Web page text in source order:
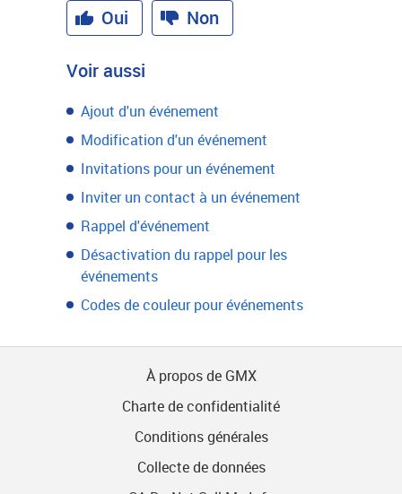
Oui
Non
Voir aussi
Ajout d'un événement
Modification d'un événement
Invitations pour un événement
Inviter un contact à un événement
Rappel d'événement
Désactivation du rappel pour les
événements
Codes de couleur pour événements
À propos de GMX
Charte de confidentialité
Conditions générales
Collecte de données